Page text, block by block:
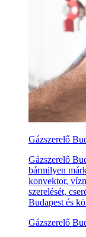
Gázszerelő
Gázszerelő
bármilyen
konvektor,
szerelését,
Budapest és
Gázszerelő